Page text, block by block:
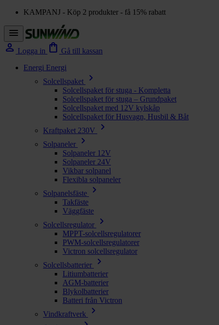
KAMPANJ - Köp 2 produkter - få 15% rabatt
menu
person Logga in shopping_bag Gå till kassan
Energi Energi
Solcellspaket
chevron_right
Solcellspaket för stuga - Kompletta
Solcellspaket för stuga – Grundpaket
Solcellspaket med 12V kylskåp
Solcellspaket för Husvagn, Husbil & Båt
Kraftpaket 230V
chevron_right
Solpaneler chevron_right
Solpaneler 12V
Solpaneler 24V
Vikbar solpanel
Flexibla solpaneler
Solpanelsfäste
chevron_right
Takfäste
Väggfäste
Solcellsregulator
chevron_right
MPPT-solcellsregulatorer
PWM-solcellsregulatorer
Victron solcellsregulator
Solcellsbatterier
chevron_right
Litiumbatterier
AGM-batterier
Blykolbatterier
Batteri från Victron
Vindkraftverk
chevron_right